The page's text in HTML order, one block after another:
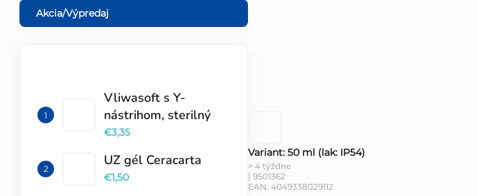
Akcia/Výpredaj
Vliwasoft s Y-
nástrihom, sterilný
€3,35
UZ gél Ceracarta
€1,50
Variant: 50 ml (lak: IP54)
> 4 týždne
| 9501362
EAN: 4049338029112